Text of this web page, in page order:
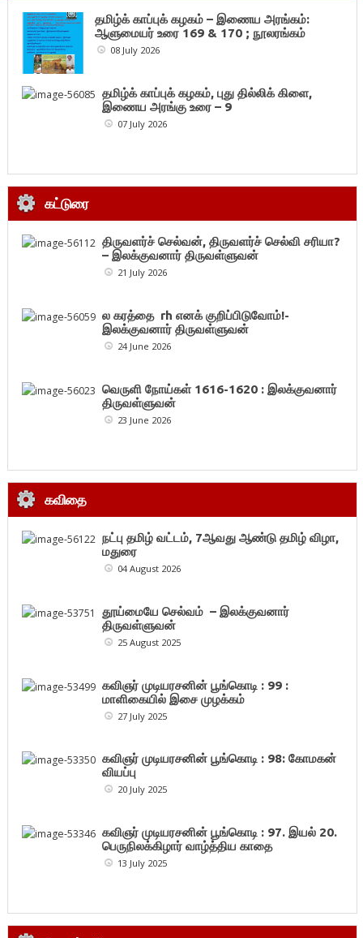
தமிழ்க் காப்புக் கழகம் – இணைய அரங்கம்:
ஆளுமையர் உரை 169 & 170 ; நூலரங்கம்
08 July 2026
தமிழ்க் காப்புக் கழகம், புது தில்லிக் கிளை,
இணைய அரங்கு உரை – 9
07 July 2026
கட்டுரை
திருவளர்ச் செல்வன், திருவளர்ச் செல்வி சரியா?
– இலக்குவனார் திருவள்ளுவன்
21 July 2026
ல கரத்தை rh எனக் குறிப்பிடுவோம்!-
இலக்குவனார் திருவள்ளுவன்
24 June 2026
வெருளி நோய்கள் 1616-1620 : இலக்குவனார்
திருவள்ளுவன்
23 June 2026
கவிதை
நட்பு தமிழ் வட்டம், 7ஆவது ஆண்டு தமிழ் விழா,
மதுரை
04 August 2026
தூய்மையே செல்வம் – இலக்குவனார்
திருவள்ளுவன்
25 August 2025
கவிஞர் முடியரசனின் பூங்கொடி : 99 :
மாளிகையில் இசை முழக்கம்
27 July 2025
கவிஞர் முடியரசனின் பூங்கொடி : 98: கோமகன்
வியப்பு
20 July 2025
கவிஞர் முடியரசனின் பூங்கொடி : 97. இயல் 20.
பெருநிலக்கிழார் வாழ்த்திய காதை
13 July 2025